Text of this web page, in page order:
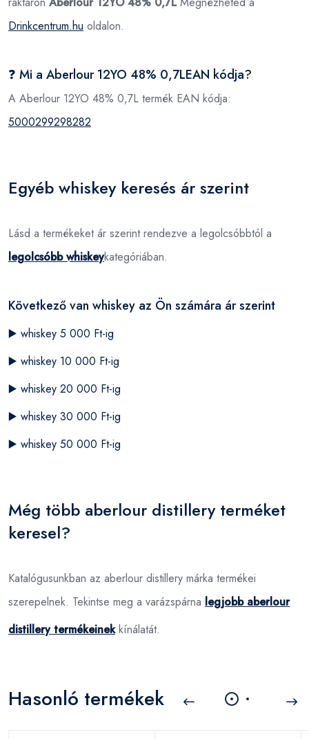
Drinkcentrum.hu oldalon.
❓ Mi a Aberlour 12YO 48% 0,7LEAN kódja?
A Aberlour 12YO 48% 0,7L termék EAN kódja:
5000299298282
Egyéb whiskey keresés ár szerint
Lásd a termékeket ár szerint rendezve a legolcsóbbtól a
legolcsóbb whiskeykategóriában.
Következő van whiskey az Ön számára ár szerint
▶️ whiskey 5 000 Ft-ig
▶️ whiskey 10 000 Ft-ig
▶️ whiskey 20 000 Ft-ig
▶️ whiskey 30 000 Ft-ig
▶️ whiskey 50 000 Ft-ig
Még több aberlour distillery terméket
keresel?
Katalógusunkban az aberlour distillery márka termékei
szerepelnek. Tekintse meg a varázspárna legjobb aberlour
distillery termékeinekkínálatát.
Hasonló termékek